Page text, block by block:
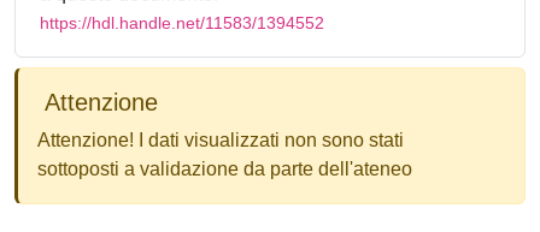
https://hdl.handle.net/11583/1394552
Attenzione
Attenzione! I dati visualizzati non sono stati
sottoposti a validazione da parte dell'ateneo